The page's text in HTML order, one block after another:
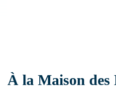
À la Maison des